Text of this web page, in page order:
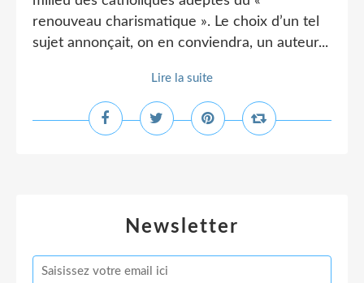
renouveau charismatique ». Le choix d’un tel
sujet annonçait, on en conviendra, un auteur...
Lire la suite
Newsletter